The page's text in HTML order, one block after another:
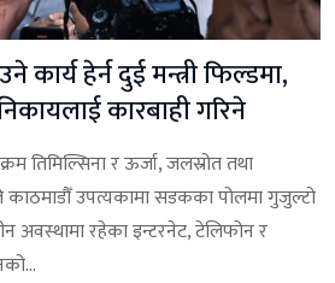
कार्य हेर्न दुई मन्त्री फिल्डमा,
कारबाही गरिने
तिमिल्सिना र ऊर्जा, जलस्रोत तथा
काठमाडौँ उपत्यकामा सडकका पोलमा गुजुल्टो
अवस्थामा रहेका इन्टरनेट, टेलिफोन र